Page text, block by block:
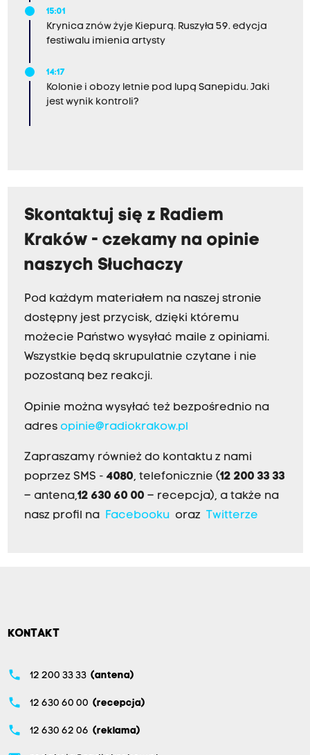
15:01
Krynica znów żyje Kiepurą. Ruszyła 59. edycja
festiwalu imienia artysty
14:17
Kolonie i obozy letnie pod lupą Sanepidu. Jaki
jest wynik kontroli?
Skontaktuj się z Radiem
Kraków - czekamy na opinie
naszych Słuchaczy
Pod każdym materiałem na naszej stronie
dostępny jest przycisk, dzięki któremu
możecie Państwo wysyłać maile z opiniami.
Wszystkie będą skrupulatnie czytane i nie
pozostaną bez reakcji.
Opinie można wysyłać też bezpośrednio na
adres opinie@radiokrakow.pl
Zapraszamy również do kontaktu z nami
poprzez SMS - 4080, telefonicznie (12 200 33 33
– antena,12 630 60 00 – recepcja), a także na
nasz profil na
Facebookuoraz Twitterze
KONTAKT
phone 12 200 33 33 (antena)
phone 12 630 60 00 (recepcja)
phone 12 630 62 06 (reklama)